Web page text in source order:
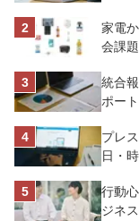
家電
会課
統合
ポー
プレ
日・
行動
ジネ